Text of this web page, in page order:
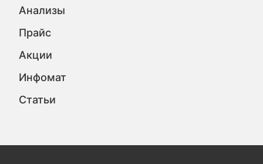
Анализы
Прайс
Акции
Инфомат
Статьи